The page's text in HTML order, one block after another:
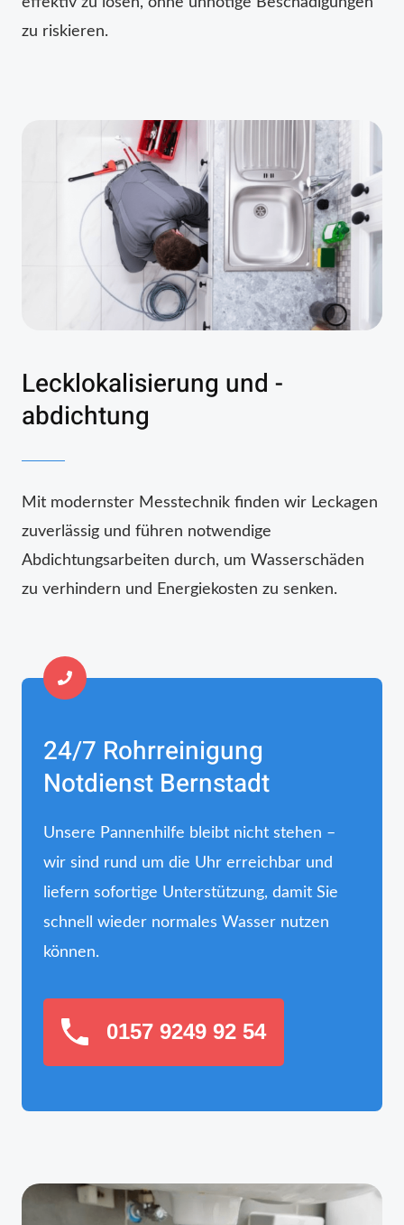
zu riskieren.
Lecklokalisierung und -
abdichtung
Mit modernster Messtechnik finden wir Leckagen
zuverlässig und führen notwendige
Abdichtungsarbeiten durch, um Wasserschäden
zu verhindern und Energiekosten zu senken.
24/7 Rohrreinigung
Notdienst Bernstadt
Unsere Pannenhilfe bleibt nicht stehen –
wir sind rund um die Uhr erreichbar und
liefern sofortige Unterstützung, damit Sie
schnell wieder normales Wasser nutzen
können.
0157 9249 92 54